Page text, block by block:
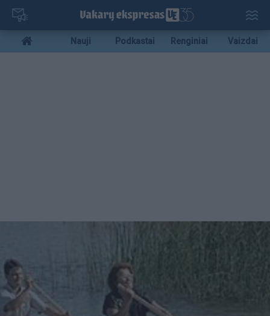
Pereiti
pagrindinį
turinį
Mobile
menu
Nauji Podkastai Renginiai Vaizdai